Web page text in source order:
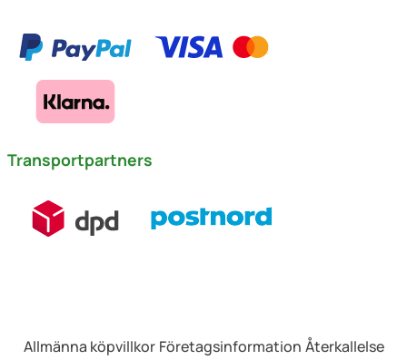
Transportpartners
Allmänna köpvillkor Företagsinformation Återkallelse